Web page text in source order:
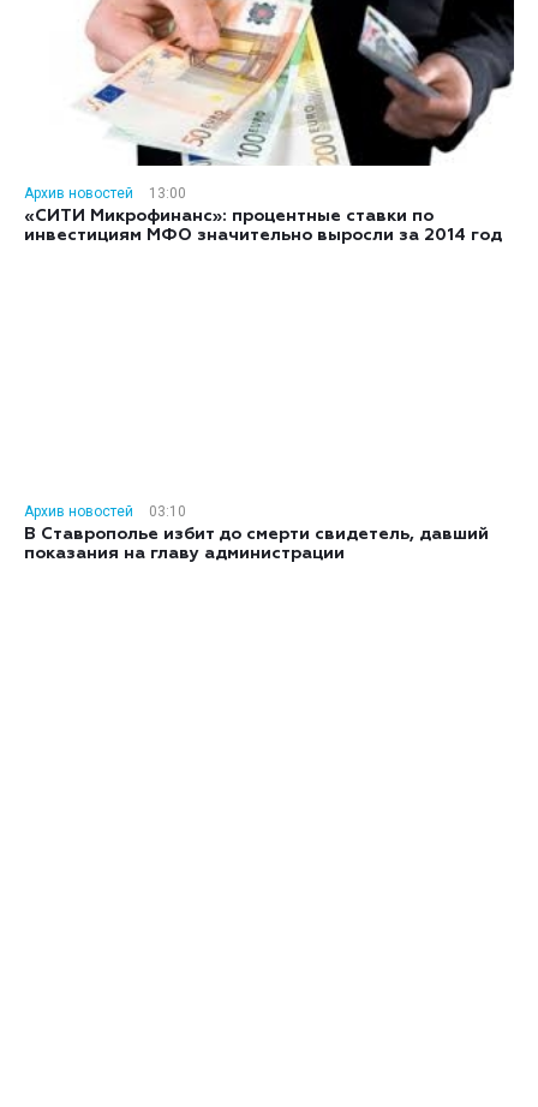
Архив новостей
13:00
«СИТИ Микрофинанс»: процентные ставки по
инвестициям МФО значительно выросли за 2014 год
Архив новостей
03:10
В Ставрополье избит до смерти свидетель, давший
показания на главу администрации